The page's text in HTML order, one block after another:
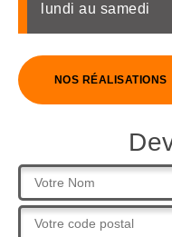
lundi au samedi
NOS RÉALISATIONS